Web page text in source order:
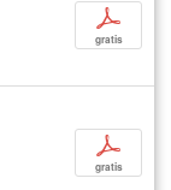
p
gratis
p
gratis